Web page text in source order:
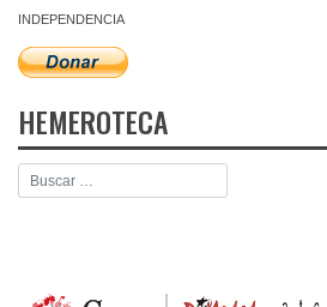
INDEPENDENCIA
HEMEROTECA